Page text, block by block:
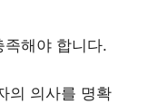
해야 합니다.
의 의사를 명확